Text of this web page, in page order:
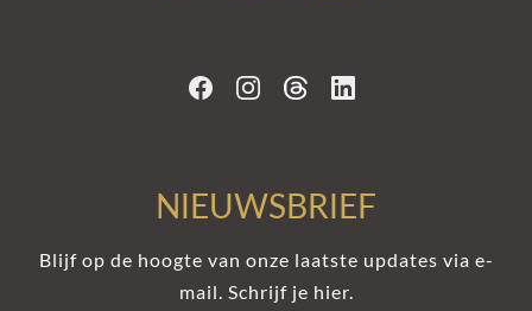
NIEUWSBRIEF
Blijf op de hoogte van onze laatste updates via e-
mail. Schrijf je hier.